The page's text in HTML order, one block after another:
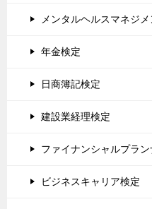
メンタルヘルスマネジ
年金検定
日商簿記検定
建設業経理検定
ファイナンシャルプラン
ビジネスキャリア検定